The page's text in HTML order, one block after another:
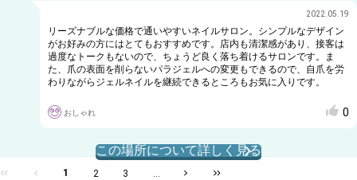
2022.05.19
リーズナブルな価格で通いやすいネイルサロン。シンプルなデザイン
がお好みの方にはとてもおすすめです。店内も清潔感があり、接客は
過度なトークもないので、ちょうど良く落ち着けるサロンです。ま
た、爪の表面を削らないパラジェルへの変更もできるので、自爪を労
わりながらジェルネイルを継続できるところもお気に入りです。
おしゃれ 0
この場所について詳しく見る
1 2 3 ...